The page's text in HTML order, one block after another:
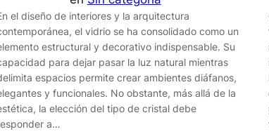
el diseño de interiores y la arquitectura
el vidrio se ha consolidado como un
estructural y decorativo indispensable. Su
para dejar pasar la luz natural mientras
espacios permite crear ambientes diáfanos,
y funcionales. No obstante, más allá de la
la elección del tipo de cristal debe
a…